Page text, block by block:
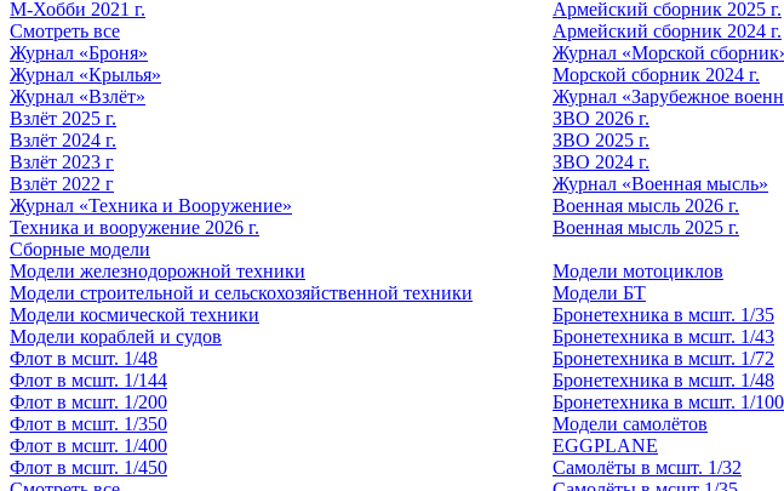
М-Хобби 2021 г.
Смотреть все
Журнал «Броня»
Журнал «Крылья»
Журнал «Взлёт»
Взлёт 2025 г.
Взлёт 2024 г.
Взлёт 2023 г
Взлёт 2022 г
Журнал «Техника и Вооружение»
Техника и вооружение 2026 г.
Армейский сборник 2025 г.
Армейский сборник 2024 г.
Журнал «Морской
Морской сборник 2024 г.
Журнал «Зарубежное
ЗВО 2026 г.
ЗВО 2025 г.
ЗВО 2024 г.
Журнал «Военная мысль»
Военная мысль 2026 г.
Военная мысль 2025 г.
Сборные модели
Модели железнодорожной техники
Модели строительной и сельскохозяйственной техники
Модели космической техники
Модели кораблей и судов
Флот в мсшт. 1/48
Флот в мсшт. 1/144
Флот в мсшт. 1/200
Флот в мсшт. 1/350
Флот в мсшт. 1/400
Флот в мсшт. 1/450
Модели мотоциклов
Модели БТ
Бронетехника в мсшт. 1/35
Бронетехника в мсшт. 1/43
Бронетехника в мсшт. 1/72
Бронетехника в мсшт. 1/48
Бронетехника в мсшт. 1/100
Модели самолётов
EGGPLANE
Самолёты в мсшт. 1/32